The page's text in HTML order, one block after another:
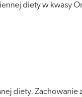
diety w kwasy
diety.